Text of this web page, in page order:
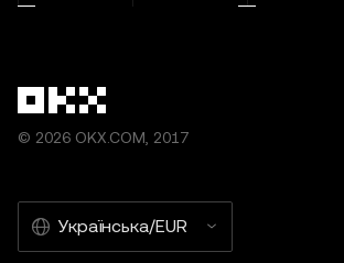
© 2026 OKX.COM, 2017
Українська/EUR